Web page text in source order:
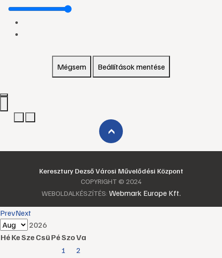
Mégsem Beállítások mentése
›
Keresztury Dezső Városi Művelődési Központ
COPYRIGHT © 2024
WEBOLDALKÉSZÍTÉS: Webmark Europe Kft.
PrevNext
2026
HéKeSzeCsüPéSzoVa
1
2